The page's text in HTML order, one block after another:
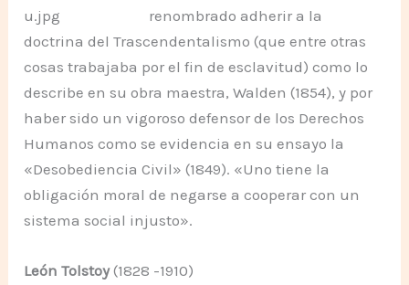
renombrado adherir a la
doctrina del Trascendentalismo (que entre otras
cosas trabajaba por el fin de esclavitud) como lo
describe en su obra maestra, Walden (1854), y por
haber sido un vigoroso defensor de los Derechos
Humanos como se evidencia en su ensayo la
«Desobediencia Civil» (1849). «Uno tiene la
obligación moral de negarse a cooperar con un
sistema social injusto».
León Tolstoy(1828 -1910)